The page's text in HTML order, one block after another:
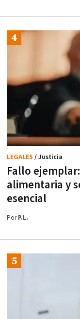
Fallo
alimentaria y
esencial
LEGALES / Justicia
PorP.L.